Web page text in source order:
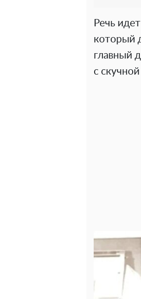
Речь
который
главный
с